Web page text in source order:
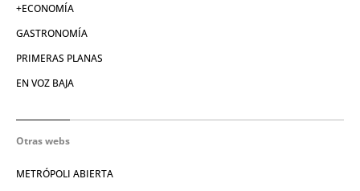
+ECONOMÍA
GASTRONOMÍA
PRIMERAS PLANAS
EN VOZ BAJA
Otras webs
METRÓPOLI ABIERTA